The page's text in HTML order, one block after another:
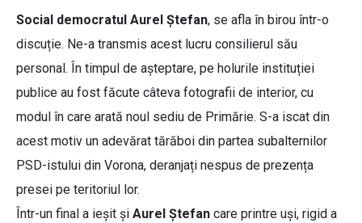
Social democratul Aurel Ștefan, se afla în birou într-o
discuție. Ne-a transmis acest lucru consilierul său
personal. În timpul de așteptare, pe holurile instituției
publice au fost făcute câteva fotografii de interior, cu
modul în care arată noul sediu de Primărie. S-a iscat din
acest motiv un adevărat tărăboi din partea subalternilor
PSD-istului din Vorona, deranjați nespus de prezența
presei pe teritoriul lor.
Într-un final a ieșit și Aurel Ștefan care printre uși, rigid a